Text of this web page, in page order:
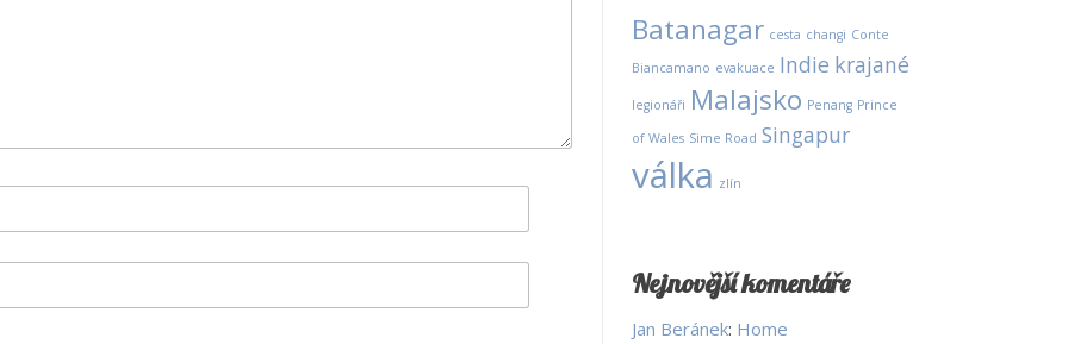
Batanagar cesta changi Conte
Biancamano evakuace Indie krajané
legionáři Malajsko Penang Prince
of Wales Sime Road Singapur
válka zlín
Nejnovější komentáře
Jan Beránek: Home